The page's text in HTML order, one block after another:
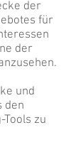
der
für
der
und
den
zu